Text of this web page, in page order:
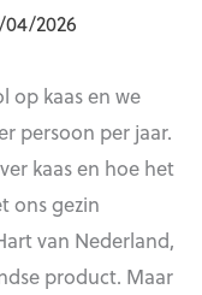
2026
op kaas en we
persoon per jaar.
kaas en hoe het
ons gezin
van Nederland,
product. Maar